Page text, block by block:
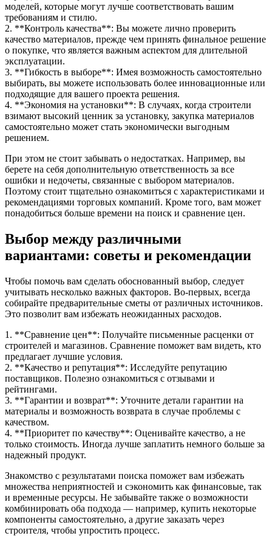
моделей, которые могут лучше соответствовать вашим
требованиям и стилю.
2. **Контроль качества**: Вы можете лично проверить
качество материалов, прежде чем принять финальное решение
о покупке, что является важным аспектом для длительной
эксплуатации.
3. **Гибкость в выборе**: Имея возможность самостоятельно
выбирать, вы можете использовать более инновационные или
подходящие для вашего проекта решения.
4. **Экономия на установки**: В случаях, когда строители
взимают высокий ценник за установку, закупка материалов
самостоятельно может стать экономически выгодным
решением.
При этом не стоит забывать о недостатках. Например, вы
берете на себя дополнительную ответственность за все
ошибки и недочеты, связанные с выбором материалов.
Поэтому стоит тщательно ознакомиться с характеристиками и
рекомендациями торговых компаний. Кроме того, вам может
понадобиться больше времени на поиск и сравнение цен.
Выбор между различными
вариантами: советы и рекомендации
Чтобы помочь вам сделать обоснованный выбор, следует
учитывать несколько важных факторов. Во-первых, всегда
собирайте предварительные сметы от различных источников.
Это позволит вам избежать неожиданных расходов.
1. **Сравнение цен**: Получайте письменные расценки от
строителей и магазинов. Сравнение поможет вам видеть, кто
предлагает лучшие условия.
2. **Качество и репутация**: Исследуйте репутацию
поставщиков. Полезно ознакомиться с отзывами и
рейтингами.
3. **Гарантии и возврат**: Уточните детали гарантии на
материалы и возможность возврата в случае проблемы с
качеством.
4. **Приоритет по качеству**: Оценивайте качество, а не
только стоимость. Иногда лучше заплатить немного больше за
надежный продукт.
Знакомство с результатами поиска поможет вам избежать
множества неприятностей и сэкономить как финансовые, так
и временные ресурсы. Не забывайте также о возможности
комбинировать оба подхода — например, купить некоторые
компоненты самостоятельно, а другие заказать через
строителя, чтобы упростить процесс.